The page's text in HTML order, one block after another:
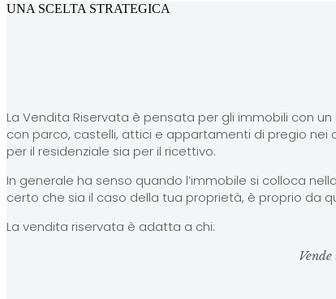
UNA SCELTA STRATEGICA
La Vendita Riservata è pensata per gli immobili con
con parco, castelli, attici e appartamenti di pregio
per il residenziale sia per il ricettivo.
In generale ha senso quando l’immobile si colloca
certo che sia il caso della tua proprietà, è proprio da
La vendita riservata è adatta a chi: